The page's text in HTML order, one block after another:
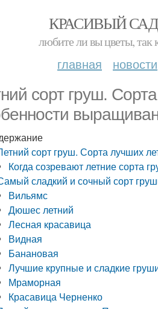
КРАСИВЫЙ
любите ли вы цветы,
главная новости
сорт груш.
сорт груш. Сорта лучших
Когда созревают летние сорта
сладкий и сочный сорт
Вильямс
Дюшес летний
Лесная красавица
Видная
Банановая
Лучшие крупные и сладкие
Мраморная
Красавица Черненко